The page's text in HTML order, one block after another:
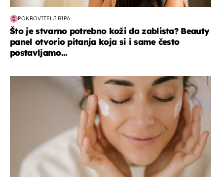
POKROVITELJ BIPA
Što je stvarno potrebno koži da zablista? Beauty
panel otvorio pitanja koja si i same često
postavljamo...
moda & ljepota